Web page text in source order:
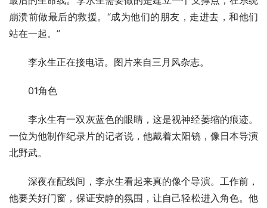
崩溃前做最后的救援。“成为他们的朋友，走进去，和他们
站在一起。”
李永生正在接电话。图片来自三月风杂志。
01角色
李永生有一双灰蓝色的眼睛，这是视神经萎缩的痕迹。
一位为他制作纪录片的记者说，他戴着太阳镜，像日本导演
北野武。
深夜在配线间，李永生看起来真的像个导演。工作前，
他要关好门窗，保证安静的氛围，让自己轻松进入角色。他